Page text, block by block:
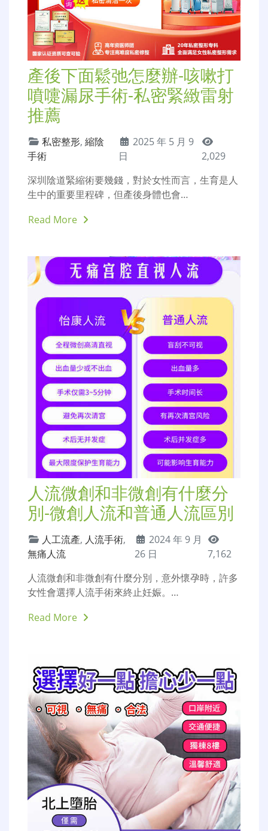
產後下面鬆弛怎麼辦-咳嗽打
噴嚏漏尿手術-私密緊緻雷射
推薦
私密整形, 縮陰
手術
2025 年 5 月 9
日
2,029
深圳陰道緊縮術要幾錢，對於女性而言，生育是人
生中的重要里程碑，但產後身體也會…
Read More
人流微創和非微創有什麼分
別-微創人流和普通人流區別
人工流產, 人流手術,
無痛人流
2024 年 9 月
26 日
7,162
人流微創和非微創有什麼分別，意外懷孕時，許多
女性會選擇人流手術來終止妊娠。…
Read More